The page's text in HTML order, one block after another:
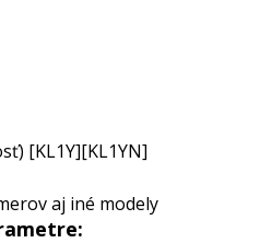
[KL1Y][KL1YN]
aj iné modely